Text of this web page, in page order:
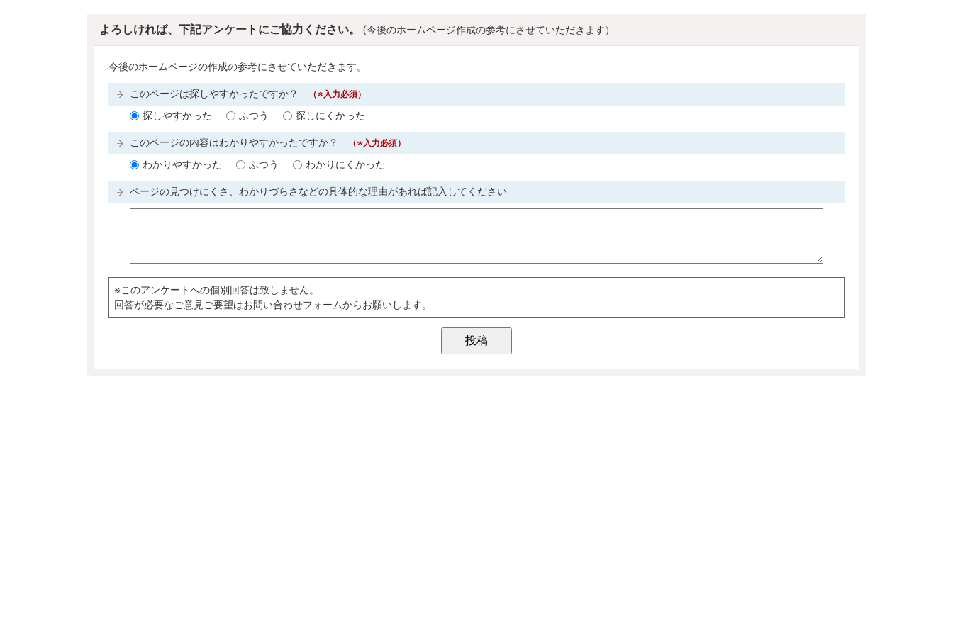
よろしければ、下記アンケートにご協力ください。 (今後のホームページ作成の参考にさせていただきます）
今後のホームページの作成の参考にさせていただきます。
このページは探しやすかったですか？ （※入力必須）
探しやすかった ふつう 探しにくかった
このページの内容はわかりやすかったですか？ （※入力必須）
わかりやすかった ふつう わかりにくかった
ページの見つけにくさ、わかりづらさなどの具体的な理由があれば記入してください
※このアンケートへの個別回答は致しません。
回答が必要なご意見ご要望はお問い合わせフォームからお願いします。